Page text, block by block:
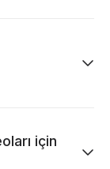
için